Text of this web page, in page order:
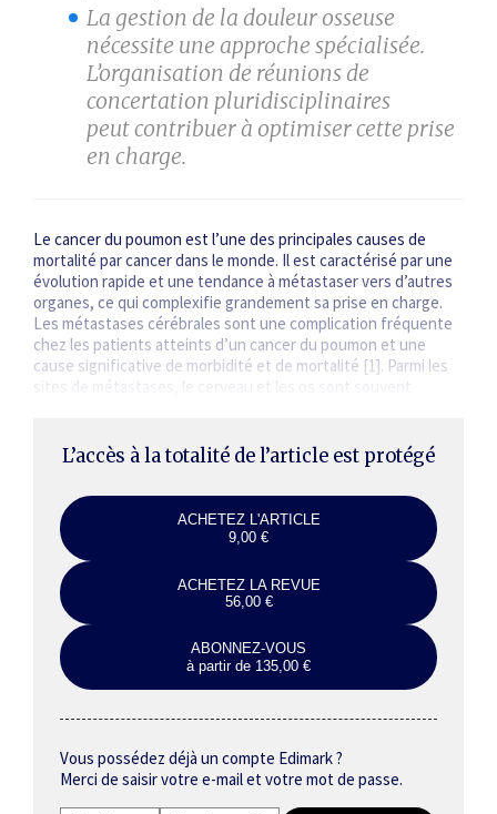
La gestion de la douleur osseuse
nécessite une approche ­spécialisée.
L’organisation de réunions de
concertation pluridisciplinaires
peut contribuer à optimiser cette prise
en charge.
Le cancer du poumon est l’une des principales causes de
mortalité par cancer dans le monde. Il est caractérisé par une
évolution rapide et une tendance à métastaser vers d’autres
organes, ce qui complexifie grandement sa prise en charge.
Les méta­stases cérébrales sont une complication fréquente
chez les patients atteints d’un cancer du poumon et une
cause significative de morbidité et de mortalité [1]. Parmi les
sites de métastases, le cerveau et les os sont souvent
L’accès à la totalité de l’article est protégé
ACHETEZ L'ARTICLE
9,00 €
ACHETEZ LA REVUE
56,00 €
ABONNEZ-VOUS
à partir de 135,00 €
Vous possédez déjà un compte Edimark ?
Merci de saisir votre e-mail et votre mot de passe.